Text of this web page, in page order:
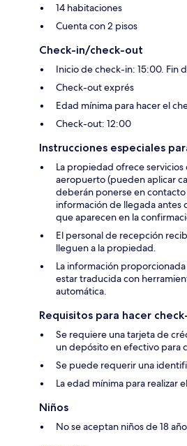
14 habitaciones
Cuenta con 2 pisos
Check-in/check-out
Inicio de check-in: 15:00. Fin
Check-out exprés
Edad mínima para hacer el
Check-out: 12:00
Instrucciones especiales
La propiedad ofrece
aeropuerto (pueden aplicar
deberán ponerse en
información de llegada antes
que aparecen en la
El personal de recepción
lleguen a la propiedad.
La información
estar traducida con
automática.
Requisitos para hacer
Se requiere una tarjeta de
un depósito en efectivo para
Se puede requerir una
La edad mínima para realizar
Niños
No se aceptan niños de 18